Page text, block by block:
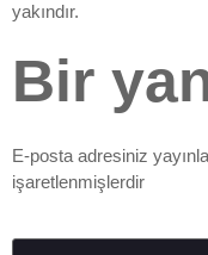
yakındır.
Bir
E-posta adresiniz
işaretlenmişlerdir